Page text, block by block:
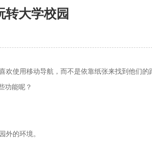
转大学校园
使用移动导航，而不是依靠纸张来找到他们的
功能呢？
外的环境。